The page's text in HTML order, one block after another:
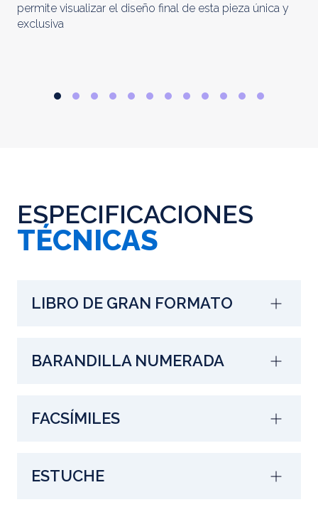
permite visualizar el diseño final de esta pieza única y
exclusiva
ESPECIFICACIONES
TÉCNICAS
LIBRO DE GRAN FORMATO
BARANDILLA NUMERADA
FACSÍMILES
ESTUCHE